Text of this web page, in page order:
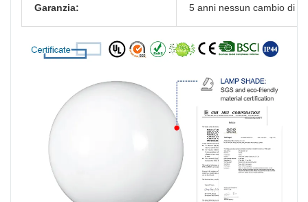
Garanzia: 5 anni nessun cambio di